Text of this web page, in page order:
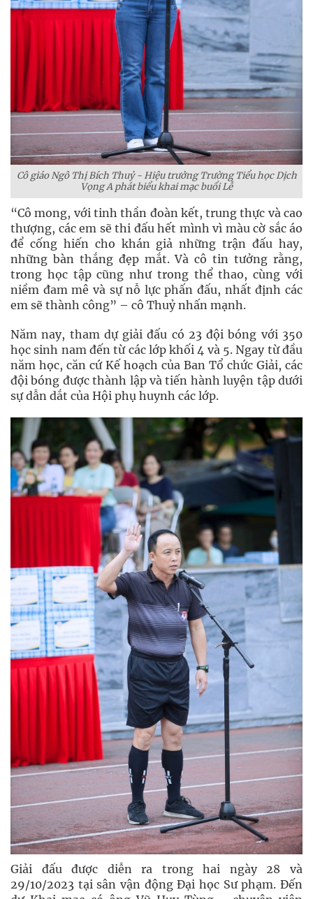
Cô giáo Ngô Thị Bích Thuỷ - Hiệu trưởng Trường Tiểu học Dịch
Vọng A phát biểu khai mạc buổi Lễ
“Cô mong, với tinh thần đoàn kết, trung thực và cao
thượng, các em sẽ thi đấu hết mình vì màu cờ sắc áo
để cống hiến cho khán giả những trận đấu hay,
những bàn thắng đẹp mắt. Và cô tin tưởng rằng,
trong học tập cũng như trong thể thao, cùng với
niềm đam mê và sự nỗ lực phấn đấu, nhất định các
em sẽ thành công” – cô Thuỷ nhấn mạnh.
Năm nay, tham dự giải đấu có 23 đội bóng với 350
học sinh nam đến từ các lớp khối 4 và 5. Ngay từ đầu
năm học, căn cứ Kế hoạch của Ban Tổ chức Giải, các
đội bóng được thành lập và tiến hành luyện tập dưới
sự dẫn dắt của Hội phụ huynh các lớp.
Giải đấu được diễn ra trong hai ngày 28 và
29/10/2023 tại sân vận động Đại học Sư phạm. Đến